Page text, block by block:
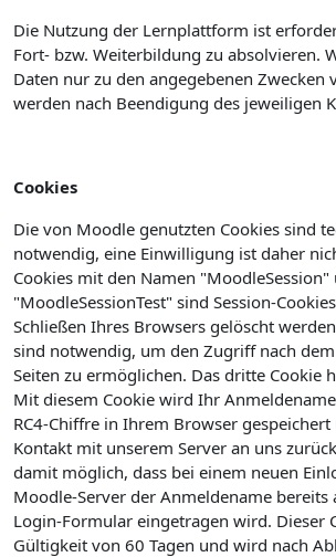
Die Nutzung der Lernplattform ist
Fort- bzw. Weiterbildung zu absolvieren.
Daten nur zu den angegebenen Zwecken
werden nach Beendigung des jeweiligen
Cookies
Die von Moodle genutzten Cookies sind
notwendig, eine Einwilligung ist daher
Cookies mit den Namen "MoodleSession"
"MoodleSessionTest" sind Session-
Schließen Ihres Browsers gelöscht
sind notwendig, um den Zugriff nach
Seiten zu ermöglichen. Das dritte Cookie
Mit diesem Cookie wird Ihr
RC4-Chiffre in Ihrem Browser
Kontakt mit unserem Server an uns
damit möglich, dass bei einem neuen
Moodle-Server der Anmeldename bereits
Login-Formular eingetragen wird. Dieser
Gültigkeit von 60 Tagen und wird nach